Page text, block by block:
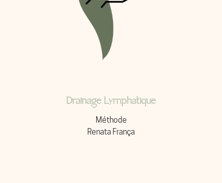
Drainage Lymphatique
Méthode
Renata França